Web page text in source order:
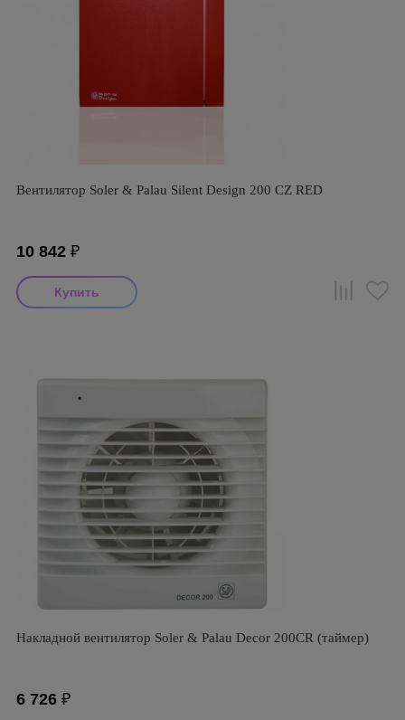
Вентилятор Soler & Palau Silent Design 200 CZ RED
10 842 ₽
Накладной вентилятор Soler & Palau Decor 200CR (таймер)
6 726 ₽